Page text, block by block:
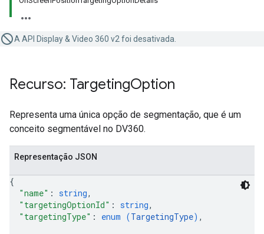
A API Display & Video 360 v2 foi desativada.
Recurso: TargetingOption
Representa uma única opção de segmentação, que é um
conceito segmentável no DV360.
Representação JSON
{
"name" : string,
"targetingOptionId" : string,
"targetingType" : enum (TargetingType) ,